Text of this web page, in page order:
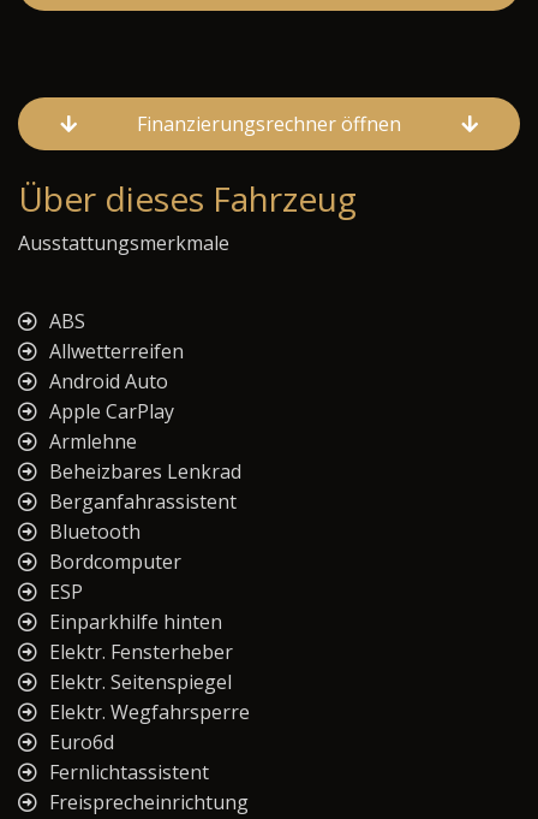
Finanzierungsrechner öffnen
Über dieses Fahrzeug
Ausstattungsmerkmale
ABS
Allwetterreifen
Android Auto
Apple CarPlay
Armlehne
Beheizbares Lenkrad
Berganfahrassistent
Bluetooth
Bordcomputer
ESP
Einparkhilfe hinten
Elektr. Fensterheber
Elektr. Seitenspiegel
Elektr. Wegfahrsperre
Euro6d
Fernlichtassistent
Freisprecheinrichtung